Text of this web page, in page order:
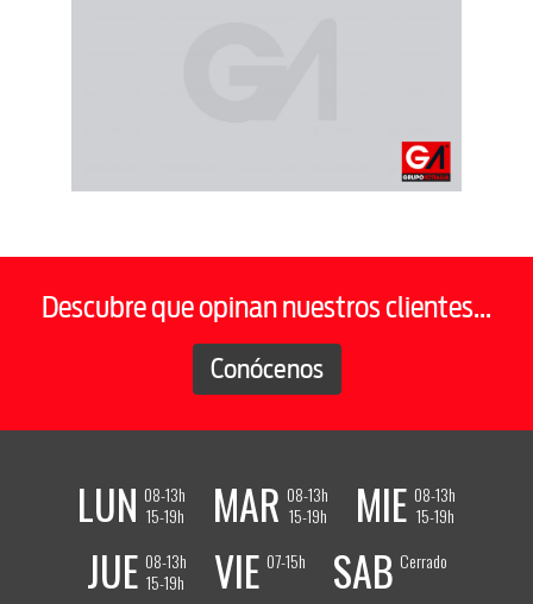
Descubre que opinan nuestros clientes...
Conócenos
LUN 08-13h
15-19h
MAR 08-13h
15-19h
MIE 08-13h
15-19h
JUE 08-13h
15-19h
VIE 07-15h SAB Cerrado